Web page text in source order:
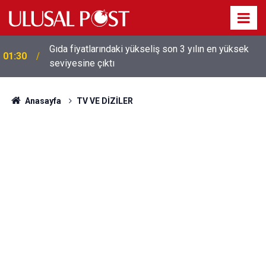
01:26
Galatasaray'dan sekiz kişi hakkında savcılığa suç
duyurusu
Anasayfa TV VE DİZİLER